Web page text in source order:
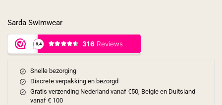
Sarda Swimwear
Snelle bezorging
Discrete verpakking en bezorgd
Gratis verzending Nederland vanaf €50, Belgie en Duitsland
vanaf € 100